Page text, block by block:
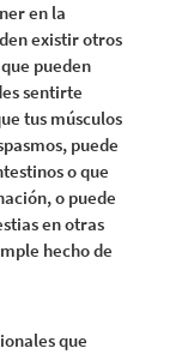
en la
existir otros
pueden
sentirte
tus músculos
puede
o que
o puede
en otras
hecho de
que